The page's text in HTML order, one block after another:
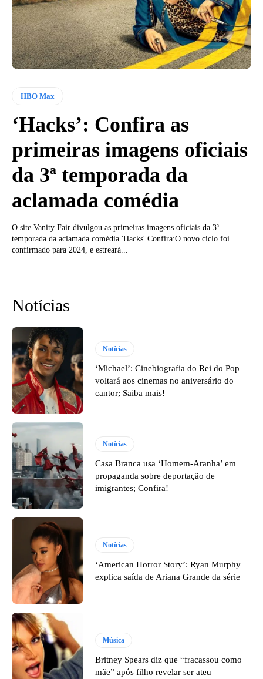
HBO Max
‘Hacks’: Confira as
primeiras imagens oficiais
da 3ª temporada da
aclamada comédia
O site Vanity Fair divulgou as primeiras imagens oficiais da 3ª
temporada da aclamada comédia 'Hacks'.Confira:O novo ciclo foi
confirmado para 2024, e estreará...
Notícias
Notícias
‘Michael’: Cinebiografia do Rei do Pop
voltará aos cinemas no aniversário do
cantor; Saiba mais!
Notícias
Casa Branca usa ‘Homem-Aranha’ em
propaganda sobre deportação de
imigrantes; Confira!
Notícias
‘American Horror Story’: Ryan Murphy
explica saída de Ariana Grande da série
Música
Britney Spears diz que “fracassou como
mãe” após filho revelar ser ateu